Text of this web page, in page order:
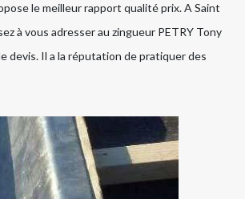
le meilleur rapport qualité prix. A Saint
à vous adresser au zingueur PETRY Tony
devis. Il a la réputation de pratiquer des